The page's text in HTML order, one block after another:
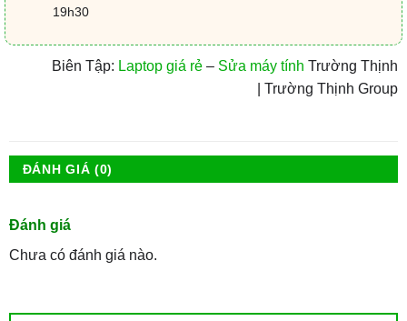
19h30
Biên Tập: Laptop giá rẻ – Sửa máy tính Trường Thịnh
| Trường Thịnh Group
ĐÁNH GIÁ (0)
Đánh giá
Chưa có đánh giá nào.